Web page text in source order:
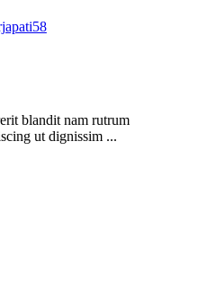
blandit nam rutrum
ut dignissim ...